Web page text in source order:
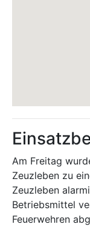
Am Freitag
Zeuzleben zu
Zeuzleben
Betriebsmittel
Feuerwehren